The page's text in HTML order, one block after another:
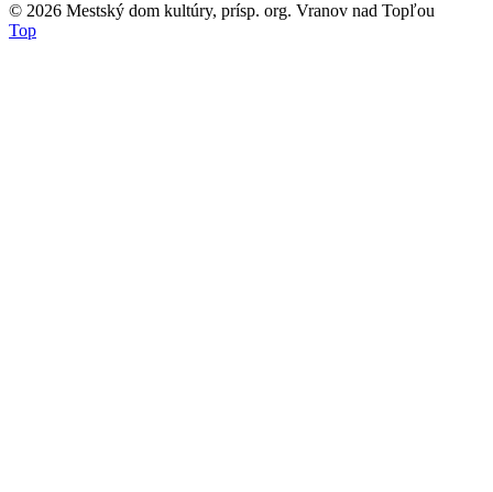
© 2026 Mestský dom kultúry, prísp. org. Vranov nad Topľou
Top